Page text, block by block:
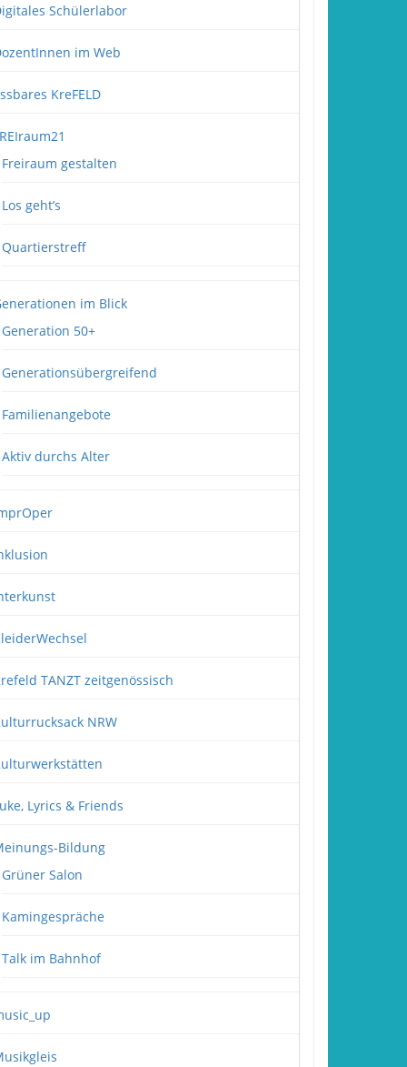
Schülerlabor
im Web
KreFELD
Freiraum gestalten
Los geht’s
Quartierstreff
im Blick
Generation 50+
Generationsübergreifend
Familienangebote
Aktiv durchs Alter
TANZT zeitgenössisch
NRW
Lyrics & Friends
Bildung
Grüner Salon
Kamingespräche
Talk im Bahnhof